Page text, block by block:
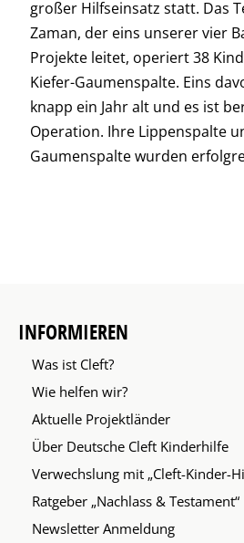
großer Hilfseinsatz statt. Das
Zaman, der eins unserer vier
Projekte leitet, operiert 38
Kiefer-Gaumenspalte. Eins
knapp ein Jahr alt und es ist
Operation. Ihre Lippenspalte
Gaumenspalte wurden
INFORMIEREN
Was ist Cleft?
Wie helfen wir?
Aktuelle Projektländer
Über Deutsche Cleft Kinderhilfe
Verwechslung mit „Cleft-Kinder-
Ratgeber „Nachlass & Testament“
Newsletter Anmeldung